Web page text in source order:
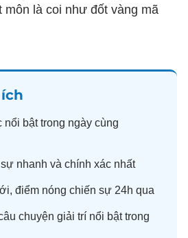
môn là coi như đốt vàng mã
nổi bật trong ngày cùng
nhanh và chính xác nhất
, điểm nóng chiến sự 24h qua
chuyện giải trí nổi bật trong